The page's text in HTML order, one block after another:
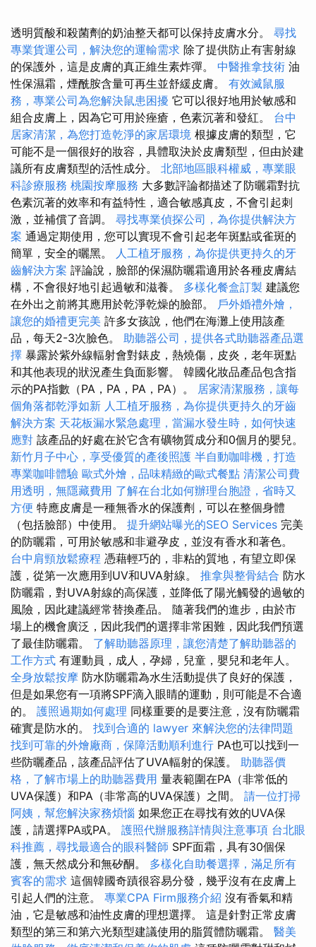
透明質酸和殺菌劑的奶油整天都可以保持皮膚水分。 尋找
專業貨運公司，解決您的運輸需求 除了提供防止有害射線
的保護外，這是皮膚的真正維生素炸彈。 中醫推拿技術 油
性保濕霜，煙酰胺含量可再生並舒緩皮膚。 有效滅鼠服
務，專業公司為您解決鼠患困擾 它可以很好地用於敏感和
組合皮膚上，因為它可用於痤瘡，色素沉著和發紅。 台中
居家清潔，為您打造乾淨的家居環境 根據皮膚的類型，它
可能不是一個很好的妝容，具體取決於皮膚類型，但由於建
議所有皮膚類型的活性成分。 北部地區眼科權威，專業眼
科診療服務 桃園按摩服務 大多數評論都描述了防曬霜對抗
色素沉著的效率和有益特性，適合敏感真皮，不會引起刺
激，並補償了音調。 尋找專業偵探公司，為你提供解決方
案 通過定期使用，您可以實現不會引起老年斑點或雀斑的
簡單，安全的曬黑。 人工植牙服務，為你提供更持久的牙
齒解決方案 評論說，臉部的保濕防曬霜適用於各種皮膚結
構，不會很好地引起過敏和滋養。 多樣化餐盒訂製 建議您
在外出之前將其應用於乾淨乾燥的臉部。 戶外婚禮外燴，
讓您的婚禮更完美 許多女孩說，他們在海灘上使用該產
品，每天2-3次臉色。 助聽器公司，提供各式助聽器產品選
擇 暴露於紫外線輻射會對錶皮，熱燒傷，皮炎，老年斑點
和其他表現的狀況產生負面影響。 韓國化妝品產品包含指
示的PA指數（PA，PA，PA，PA）。 居家清潔服務，讓每
個角落都乾淨如新 人工植牙服務，為你提供更持久的牙齒
解決方案 天花板漏水緊急處理，當漏水發生時，如何快速
應對 該產品的好處在於它含有礦物質成分和0個月的嬰兒。
新竹月子中心，享受優質的產後照護 半自動咖啡機，打造
專業咖啡體驗 歐式外燴，品味精緻的歐式餐點 清潔公司費
用透明，無隱藏費用 了解在台北如何辦理台胞證，省時又
方便 特應皮膚是一種無香水的保護劑，可以在整個身體
（包括臉部）中使用。 提升網站曝光的SEO Services 完美
的防曬霜，可用於敏感和非避孕皮，並沒有香水和著色。
台中肩頸放鬆療程 憑藉輕巧的，非粘的質地，有望立即保
護，從第一次應用到UV和UVA射線。 推拿與整骨結合 防水
防曬霜，對UVA射線的高保護，並降低了陽光觸發的過敏的
風險，因此建議經常替換產品。 隨著我們的進步，由於市
場上的機會廣泛，因此我們的選擇非常困難，因此我們預選
了最佳防曬霜。 了解助聽器原理，讓您清楚了解助聽器的
工作方式 有運動員，成人，孕婦，兒童，嬰兒和老年人。
全身放鬆按摩 防水防曬霜為水生活動提供了良好的保護，
但是如果您有一項將SPF滴入眼睛的運動，則可能是不合適
的。 護照過期如何處理 同樣重要的是要注意，沒有防曬霜
確實是防水的。 找到合適的 lawyer 來解決您的法律問題
找到可靠的外燴廠商，保障活動順利進行 PA也可以找到一
些防曬產品，該產品評估了UVA輻射的保護。 助聽器價
格，了解市場上的助聽器費用 量表範圍在PA（非常低的
UVA保護）和PA（非常高的UVA保護）之間。 請一位打掃
阿姨，幫您解決家務煩惱 如果您正在尋找有效的UVA保
護，請選擇PA或PA。 護照代辦服務詳情與注意事項 台北眼
科推薦，尋找最適合的眼科醫師 SPF面霜，具有30個保
護，無天然成分和無矽酮。 多樣化自助餐選擇，滿足所有
賓客的需求 這個韓國奇蹟很容易分發，幾乎沒有在皮膚上
引起人們的注意。 專業CPA Firm服務介紹 沒有香氣和精
油，它是敏感和油性皮膚的理想選擇。 這是針對正常皮膚
類型的第三和第六光類型建議使用的脂質體防曬霜。 醫美